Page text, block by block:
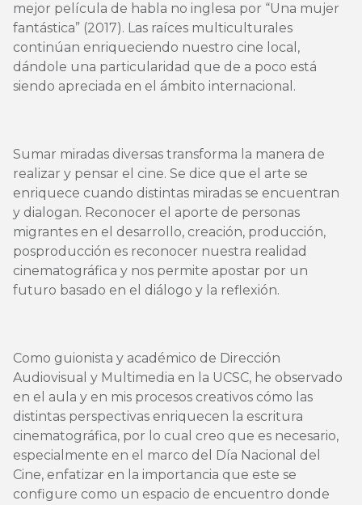
mejor película de habla no inglesa por “Una mujer
fantástica” (2017). Las raíces multiculturales
continúan enriqueciendo nuestro cine local,
dándole una particularidad que de a poco está
siendo apreciada en el ámbito internacional.
Sumar miradas diversas transforma la manera de
realizar y pensar el cine. Se dice que el arte se
enriquece cuando distintas miradas se encuentran
y dialogan. Reconocer el aporte de personas
migrantes en el desarrollo, creación, producción,
posproducción es reconocer nuestra realidad
cinematográfica y nos permite apostar por un
futuro basado en el diálogo y la reflexión.
Como guionista y académico de Dirección
Audiovisual y Multimedia en la UCSC, he observado
en el aula y en mis procesos creativos cómo las
distintas perspectivas enriquecen la escritura
cinematográfica, por lo cual creo que es necesario,
especialmente en el marco del Día Nacional del
Cine, enfatizar en la importancia que este se
configure como un espacio de encuentro donde